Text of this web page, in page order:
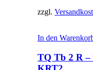
zzgl.
In den
TQ Tb 2 R